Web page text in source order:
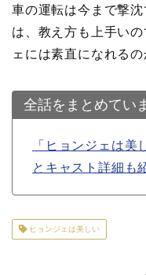
車の運転は今まで撃
は、教え方も上手い
ェには素直になれる
全話をまとめてい
「ヒョンジェは美
とキャスト詳細も
ヒョンジェは美しい